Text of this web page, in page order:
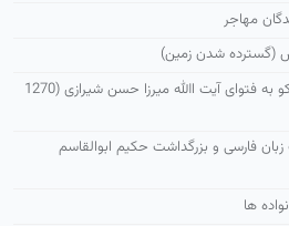
مهاجر
(گسترده شدن زمین)
لغو امتیاز تنباكو به فتوای آیت االله میرزا حسن شیرازی (1270
فارسی و بزرگداشت حكیم ابوالقاسم
ها